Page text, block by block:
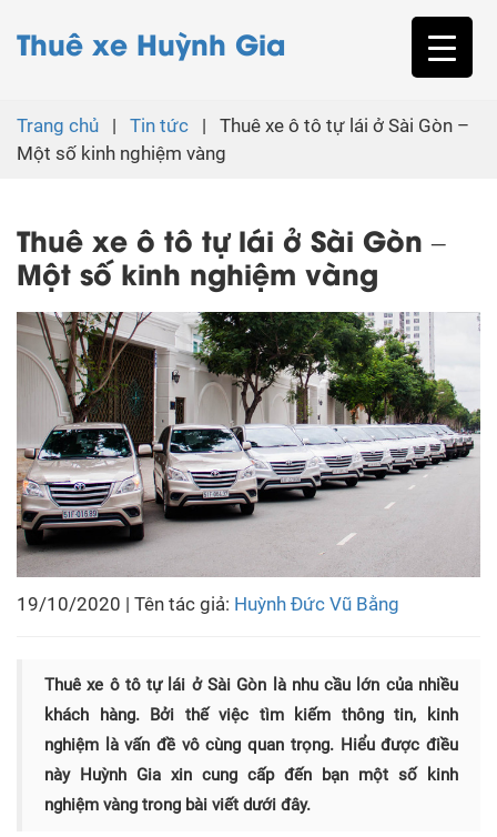
Thuê xe Huỳnh Gia
Trang chủ | Tin tức |
Thuê xe ô tô tự lái ở Sài Gòn –
Một số kinh nghiệm vàng
Thuê xe ô tô tự lái ở Sài Gòn –
Một số kinh nghiệm vàng
19/10/2020 | Tên tác giả: Huỳnh Đức Vũ Bằng
Thuê xe ô tô tự lái ở Sài Gòn là nhu cầu lớn của nhiều
khách hàng. Bởi thế việc tìm kiếm thông tin, kinh
nghiệm là vấn đề vô cùng quan trọng. Hiểu được điều
này Huỳnh Gia xin cung cấp đến bạn một số kinh
nghiệm vàng trong bài viết dưới đây.